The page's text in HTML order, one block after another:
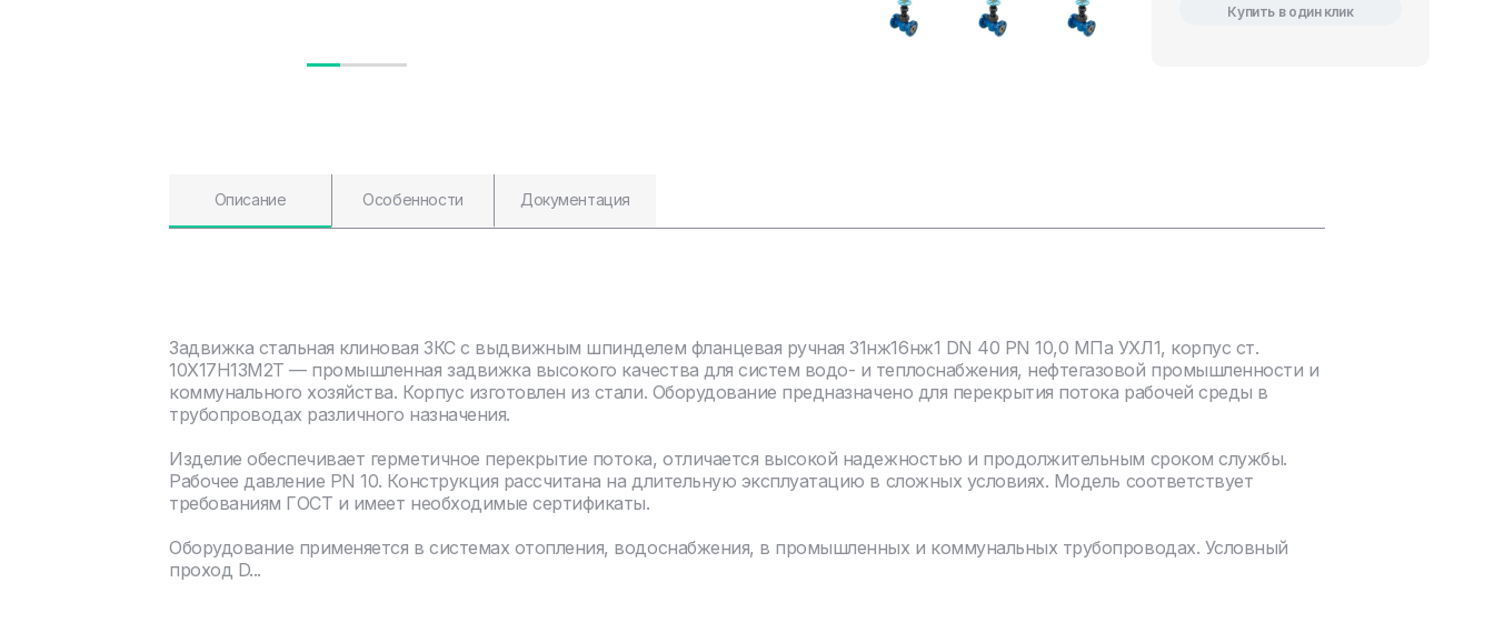
Купить в один клик
Описание Особенности Документация
Задвижка стальная клиновая ЗКС с выдвижным шпинделем фланцевая ручная 31нж16нж1 DN 40 PN 10,0 МПа УХЛ1, корпус ст.
10Х17Н13М2Т — промышленная задвижка высокого качества для систем водо- и теплоснабжения, нефтегазовой промышленности и
коммунального хозяйства. Корпус изготовлен из стали. Оборудование предназначено для перекрытия потока рабочей среды в
трубопроводах различного назначения.
Изделие обеспечивает герметичное перекрытие потока, отличается высокой надежностью и продолжительным сроком службы.
Рабочее давление PN 10. Конструкция рассчитана на длительную эксплуатацию в сложных условиях. Модель соответствует
требованиям ГОСТ и имеет необходимые сертификаты.
Оборудование применяется в системах отопления, водоснабжения, в промышленных и коммунальных трубопроводах. Условный
проход D...